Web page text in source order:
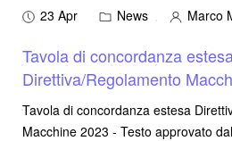
23 Apr News Marco
Tavola di concordanza
Direttiva/Regolamento
Tavola di concordanza estesa
Macchine 2023 - Testo approvato